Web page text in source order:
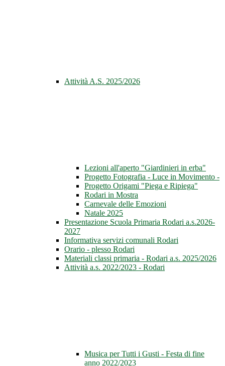
Attività A.S. 2025/2026
Lezioni all'aperto "Giardinieri in erba"
Progetto Fotografia - Luce in Movimento -
Progetto Origami "Piega e Ripiega"
Rodari in Mostra
Carnevale delle Emozioni
Natale 2025
Presentazione Scuola Primaria Rodari a.s.2026-
2027
Informativa servizi comunali Rodari
Orario - plesso Rodari
Materiali classi primaria - Rodari a.s. 2025/2026
Attività a.s. 2022/2023 - Rodari
Musica per Tutti i Gusti - Festa di fine
anno 2022/2023